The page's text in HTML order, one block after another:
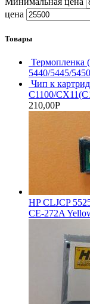
цена
Товары
Термопленка
5440/5445/
Чип к
C1100/
210,00Р
HP CLJCP
CE-272A